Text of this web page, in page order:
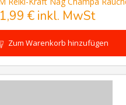
1,99 € inkl. MwSt
Zum Warenkorb hinzufügen